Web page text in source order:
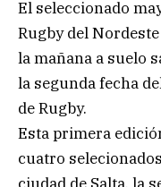
El seleccionado
Rugby del
la mañana a suelo
la segunda fecha
de Rugby.
Esta primera
cuatro
ciudad de Salta, la